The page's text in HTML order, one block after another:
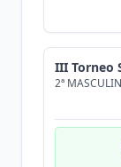
III Torneo
2ª